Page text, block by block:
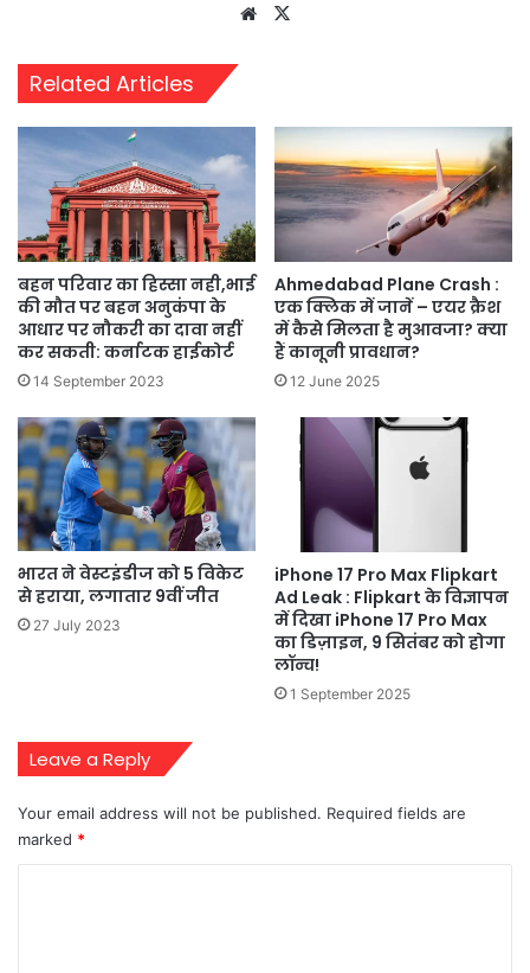
Website
Related Articles
बहन परिवार का हिस्सा नही,भाई
की मौत पर बहन अनुकंपा के
आधार पर नौकरी का दावा नहीं
कर सकती: कर्नाटक हाईकोर्ट
14 September 2023
Ahmedabad Plane Crash :
एक क्लिक में जानें – एयर क्रैश
में कैसे मिलता है मुआवजा? क्या
हैं कानूनी प्रावधान?
12 June 2025
भारत ने वेस्टइंडीज को 5 विकेट
से हराया, लगातार 9वीं जीत
27 July 2023
iPhone 17 Pro Max Flipkart
Ad Leak : Flipkart के विज्ञापन
में दिखा iPhone 17 Pro Max
का डिज़ाइन, 9 सितंबर को होगा
लॉन्च!
1 September 2025
Leave a Reply
Your email address will not be published. Required fields are
marked *